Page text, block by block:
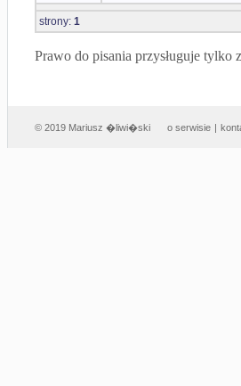
strony: 1
Prawo do pisania przysługuje
© 2019 Mariusz �liwi�ski o serwisie |